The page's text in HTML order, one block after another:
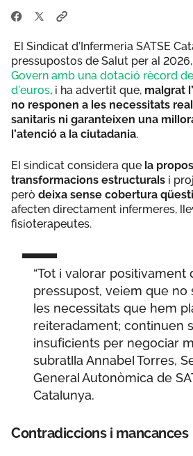
El Sindicat d’Infermeria SATSE
pressupostos de Salut per al 2026,
Govern amb una dotació rècord
d’euros, i ha advertit que, malgrat
no responen a les necessitats
sanitaris ni garanteixen una
l’atenció a la ciutadania.
El sindicat considera que la
transformacions estructurals i
però deixa sense cobertura
afecten directament infermeres,
fisioterapeutes.
“Tot i valorar positivament
pressupost, veiem que no
les necessitats que hem
reiteradament; continuen
insuficients per negociar
subratlla Annabel Torres,
General Autonòmica de
Catalunya.
Contradiccions i mancances